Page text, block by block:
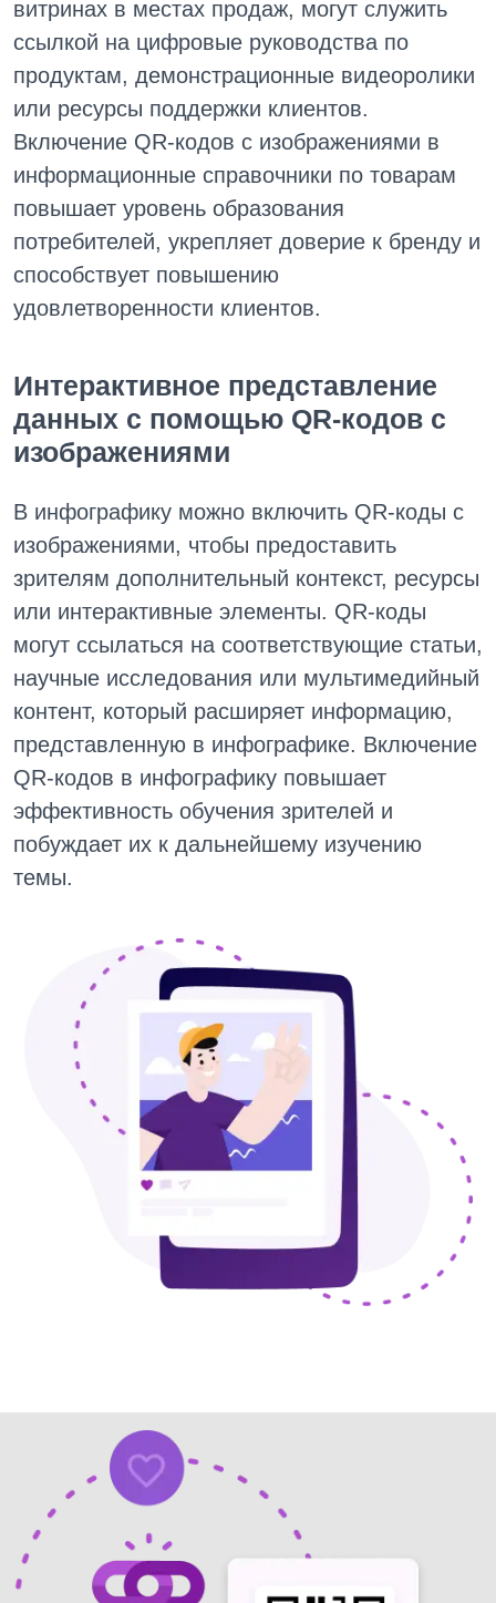
витринах в местах продаж, могут служить
ссылкой на цифровые руководства по
продуктам, демонстрационные видеоролики
или ресурсы поддержки клиентов.
Включение QR-кодов с изображениями в
информационные справочники по товарам
повышает уровень образования
потребителей, укрепляет доверие к бренду и
способствует повышению
удовлетворенности клиентов.
Интерактивное представление
данных с помощью QR-кодов с
изображениями
В инфографику можно включить QR-коды с
изображениями, чтобы предоставить
зрителям дополнительный контекст, ресурсы
или интерактивные элементы. QR-коды
могут ссылаться на соответствующие статьи,
научные исследования или мультимедийный
контент, который расширяет информацию,
представленную в инфографике. Включение
QR-кодов в инфографику повышает
эффективность обучения зрителей и
побуждает их к дальнейшему изучению
темы.